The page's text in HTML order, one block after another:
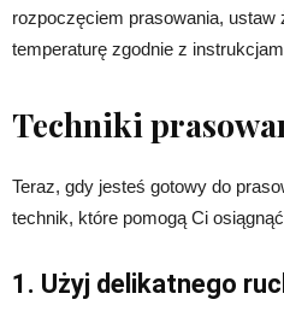
rozpoczęciem prasowania, ustaw
temperaturę zgodnie z
Techniki
Teraz, gdy jesteś gotowy do
technik, które pomogą Ci
1. Użyj delikatnego